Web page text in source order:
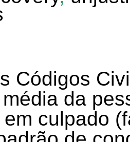
Códigos
média da
em culpado